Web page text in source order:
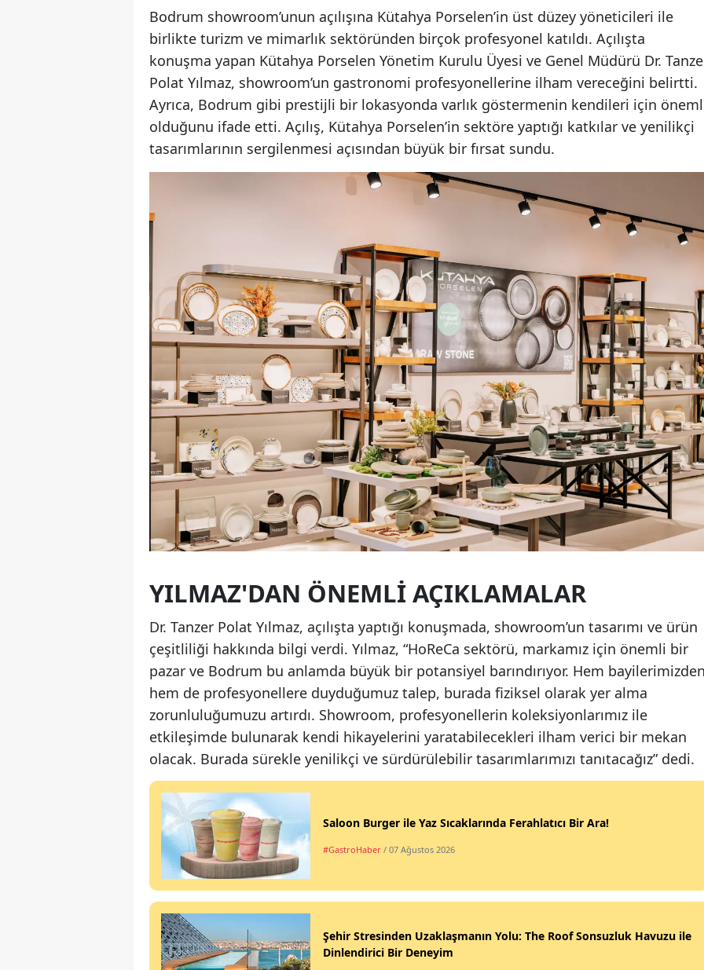
Bodrum showroom’unun açılışına Kütahya Porselen’in üst düzey yöneticileri ile
birlikte turizm ve mimarlık sektöründen birçok profesyonel katıldı. Açılışta
konuşma yapan Kütahya Porselen Yönetim Kurulu Üyesi ve Genel Müdürü Dr.
Polat Yılmaz, showroom’un gastronomi profesyonellerine ilham vereceğini belirtti.
Ayrıca, Bodrum gibi prestijli bir lokasyonda varlık göstermenin kendileri için
olduğunu ifade etti. Açılış, Kütahya Porselen’in sektöre yaptığı katkılar ve yenilikçi
tasarımlarının sergilenmesi açısından büyük bir fırsat sundu.
YILMAZ'DAN ÖNEMLI AÇIKLAMALAR
Dr. Tanzer Polat Yılmaz, açılışta yaptığı konuşmada, showroom’un tasarımı ve ürün
çeşitliliği hakkında bilgi verdi. Yılmaz, “HoReCa sektörü, markamız için önemli bir
pazar ve Bodrum bu anlamda büyük bir potansiyel barındırıyor. Hem
hem de profesyonellere duyduğumuz talep, burada fiziksel olarak yer alma
zorunluluğumuzu artırdı. Showroom, profesyonellerin koleksiyonlarımız ile
etkileşimde bulunarak kendi hikayelerini yaratabilecekleri ilham verici bir mekan
olacak. Burada sürekle yenilikçi ve sürdürülebilir tasarımlarımızı tanıtacağız” dedi.
Saloon Burger ile Yaz Sıcaklarında Ferahlatıcı Bir Ara!
#GastroHaber / 07 Ağustos 2026
Şehir Stresinden Uzaklaşmanın Yolu: The Roof Sonsuzluk Havuzu ile
Dinlendirici Bir Deneyim